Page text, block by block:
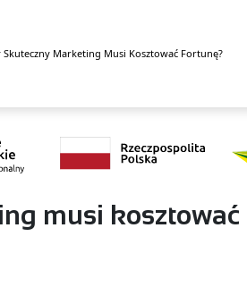
Skuteczny Marketing Musi Kosztować Fortunę?
musi kosztować